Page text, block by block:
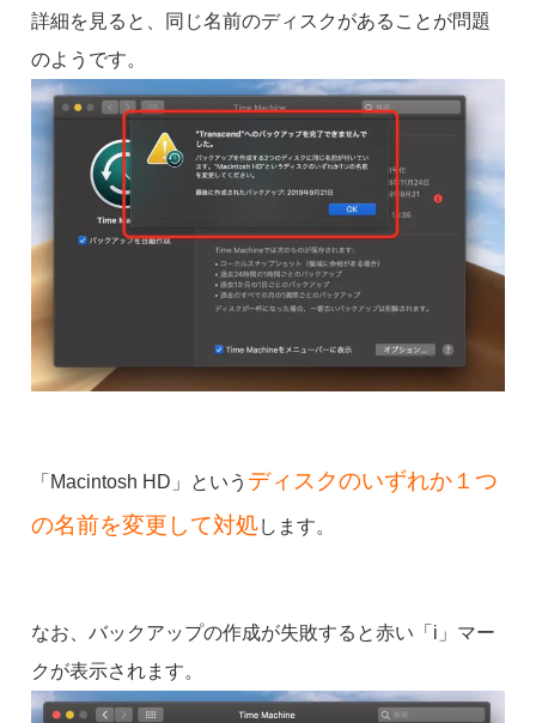
詳細を見ると、同じ名前のディスクがあることが問題
のようです。
「Macintosh HD」という ディスクのいずれか１つ
の名前を変更して対処します。
なお、バックアップの作成が失敗すると赤い「i」マー
クが表示されます。